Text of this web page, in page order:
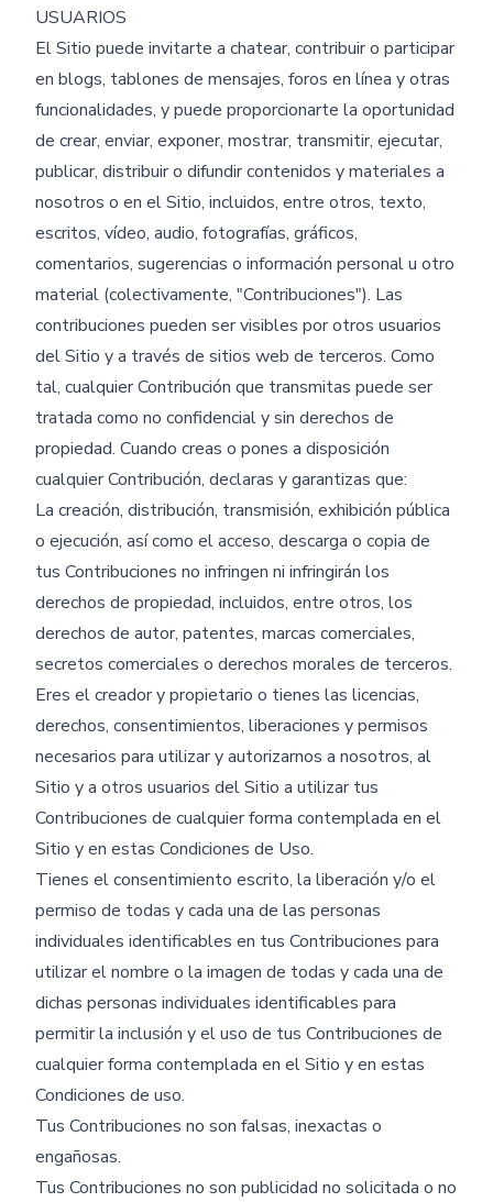
USUARIOS
El Sitio puede invitarte a chatear, contribuir o participar
en blogs, tablones de mensajes, foros en línea y otras
funcionalidades, y puede proporcionarte la oportunidad
de crear, enviar, exponer, mostrar, transmitir, ejecutar,
publicar, distribuir o difundir contenidos y materiales a
nosotros o en el Sitio, incluidos, entre otros, texto,
escritos, vídeo, audio, fotografías, gráficos,
comentarios, sugerencias o información personal u otro
material (colectivamente, "Contribuciones"). Las
contribuciones pueden ser visibles por otros usuarios
del Sitio y a través de sitios web de terceros. Como
tal, cualquier Contribución que transmitas puede ser
tratada como no confidencial y sin derechos de
propiedad. Cuando creas o pones a disposición
cualquier Contribución, declaras y garantizas que:
La creación, distribución, transmisión, exhibición pública
o ejecución, así como el acceso, descarga o copia de
tus Contribuciones no infringen ni infringirán los
derechos de propiedad, incluidos, entre otros, los
derechos de autor, patentes, marcas comerciales,
secretos comerciales o derechos morales de terceros.
Eres el creador y propietario o tienes las licencias,
derechos, consentimientos, liberaciones y permisos
necesarios para utilizar y autorizarnos a nosotros, al
Sitio y a otros usuarios del Sitio a utilizar tus
Contribuciones de cualquier forma contemplada en el
Sitio y en estas Condiciones de Uso.
Tienes el consentimiento escrito, la liberación y/o el
permiso de todas y cada una de las personas
individuales identificables en tus Contribuciones para
utilizar el nombre o la imagen de todas y cada una de
dichas personas individuales identificables para
permitir la inclusión y el uso de tus Contribuciones de
cualquier forma contemplada en el Sitio y en estas
Condiciones de uso.
Tus Contribuciones no son falsas, inexactas o
engañosas.
Tus Contribuciones no son publicidad no solicitada o no